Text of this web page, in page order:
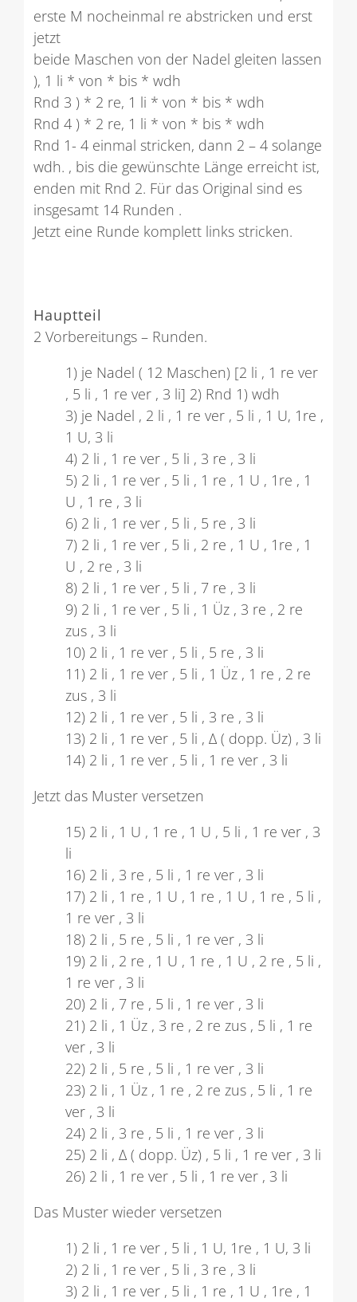
erste M nocheinmal re abstricken und erst
jetzt
beide Maschen von der Nadel gleiten lassen
), 1 li * von * bis * wdh
Rnd 3 ) * 2 re, 1 li * von * bis * wdh
Rnd 4 ) * 2 re, 1 li * von * bis * wdh
Rnd 1- 4 einmal stricken, dann 2 – 4 solange
wdh. , bis die gewünschte Länge erreicht ist,
enden mit Rnd 2. Für das Original sind es
insgesamt 14 Runden .
Jetzt eine Runde komplett links stricken.
Hauptteil
2 Vorbereitungs – Runden.
1) je Nadel ( 12 Maschen) [2 li , 1 re ver
, 5 li , 1 re ver , 3 li] 2) Rnd 1) wdh
3) je Nadel , 2 li , 1 re ver , 5 li , 1 U, 1re ,
1 U, 3 li
4) 2 li , 1 re ver , 5 li , 3 re , 3 li
5) 2 li , 1 re ver , 5 li , 1 re , 1 U , 1re , 1
U , 1 re , 3 li
6) 2 li , 1 re ver , 5 li , 5 re , 3 li
7) 2 li , 1 re ver , 5 li , 2 re , 1 U , 1re , 1
U , 2 re , 3 li
8) 2 li , 1 re ver , 5 li , 7 re , 3 li
9) 2 li , 1 re ver , 5 li , 1 Üz , 3 re , 2 re
zus , 3 li
10) 2 li , 1 re ver , 5 li , 5 re , 3 li
11) 2 li , 1 re ver , 5 li , 1 Üz , 1 re , 2 re
zus , 3 li
12) 2 li , 1 re ver , 5 li , 3 re , 3 li
13) 2 li , 1 re ver , 5 li , ∆ ( dopp. Üz) , 3 li
14) 2 li , 1 re ver , 5 li , 1 re ver , 3 li
Jetzt das Muster versetzen
15) 2 li , 1 U , 1 re , 1 U , 5 li , 1 re ver , 3
li
16) 2 li , 3 re , 5 li , 1 re ver , 3 li
17) 2 li , 1 re , 1 U , 1 re , 1 U , 1 re , 5 li ,
1 re ver , 3 li
18) 2 li , 5 re , 5 li , 1 re ver , 3 li
19) 2 li , 2 re , 1 U , 1 re , 1 U , 2 re , 5 li ,
1 re ver , 3 li
20) 2 li , 7 re , 5 li , 1 re ver , 3 li
21) 2 li , 1 Üz , 3 re , 2 re zus , 5 li , 1 re
ver , 3 li
22) 2 li , 5 re , 5 li , 1 re ver , 3 li
23) 2 li , 1 Üz , 1 re , 2 re zus , 5 li , 1 re
ver , 3 li
24) 2 li , 3 re , 5 li , 1 re ver , 3 li
25) 2 li , ∆ ( dopp. Üz) , 5 li , 1 re ver , 3 li
26) 2 li , 1 re ver , 5 li , 1 re ver , 3 li
Das Muster wieder versetzen
1) 2 li , 1 re ver , 5 li , 1 U, 1re , 1 U, 3 li
2) 2 li , 1 re ver , 5 li , 3 re , 3 li
3) 2 li , 1 re ver , 5 li , 1 re , 1 U , 1re , 1